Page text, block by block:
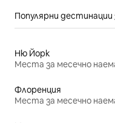
Популярни
Ню Йорк
Места за месечно
Флоренция
Места за месечно